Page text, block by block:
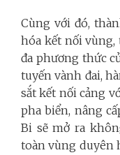
Cùng với đó,
hóa kết nối
đa phương thức
tuyến vành đai,
sắt kết nối cảng
pha biển, nâng
Bi sẽ mở ra
toàn vùng duyên